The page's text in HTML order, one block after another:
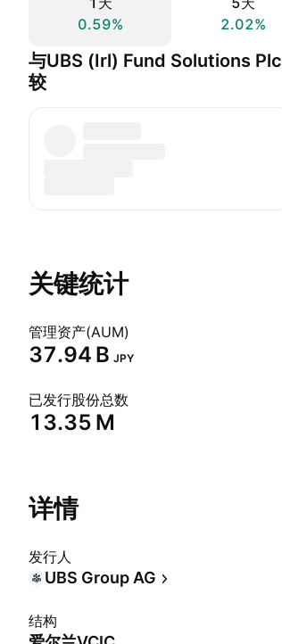
0.59%
2.02%
与UBS (Irl) Fund Solutions
较
关键统计
管理资产(AUM)
‪37.94 B‬ JPY
已发行股份总数
‪13.35 M‬
详情
发行人
UBS Group AG
结构